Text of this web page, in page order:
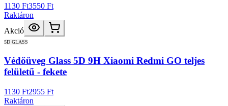
1130 Ft3550 Ft
Raktáron
Akció
5D GLASS
Védőüveg Glass 5D 9H Xiaomi Redmi GO teljes
felületű - fekete
1130 Ft2955 Ft
Raktáron